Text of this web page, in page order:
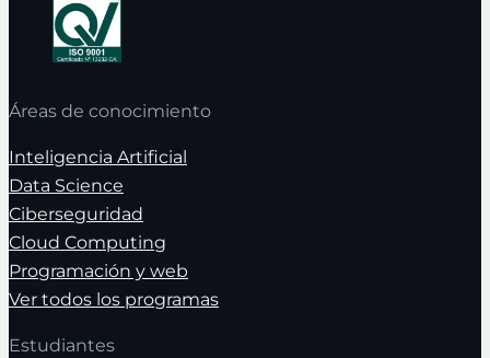
Áreas de conocimiento
Inteligencia Artificial
Data Science
Ciberseguridad
Cloud Computing
Programación y web
Ver todos los programas
Estudiantes